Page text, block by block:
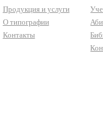
Продукция и услуги
О типографии
Контакты